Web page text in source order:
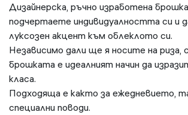
Дизайнерска, ръчно изработена
подчертаете индивидуалността си и
луксозен акцент към облеклото си.
Независимо дали ще я носите на риза,
брошката е идеалният начин да
класа.
Подходяща е както за ежедневието,
специални поводи.